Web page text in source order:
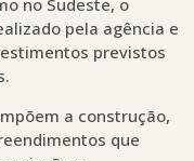
no Sudeste, o
pela agência e
previstos
a construção,
que